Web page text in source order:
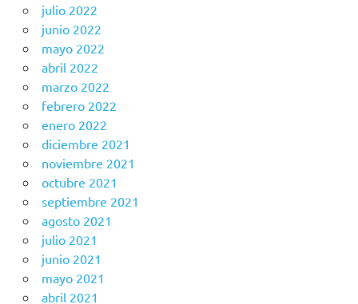
julio 2022
junio 2022
mayo 2022
abril 2022
marzo 2022
febrero 2022
enero 2022
diciembre 2021
noviembre 2021
octubre 2021
septiembre 2021
agosto 2021
julio 2021
junio 2021
mayo 2021
abril 2021